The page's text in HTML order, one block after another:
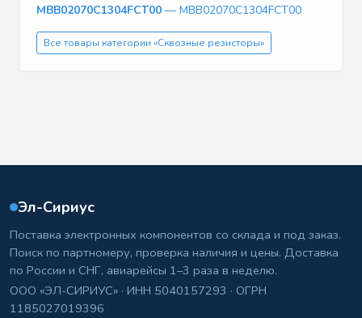
MBB02070C1304FCT00 — MBB02070C1304FCT00
Все товары категории «Сквозные резисторы»
Эл-Сириус
Поставка электронных компонентов со склада и под заказ.
Поиск по партномеру, проверка наличия и цены. Доставка
по России и СНГ, авиарейсы 1–3 раза в неделю.
ООО «ЭЛ-СИРИУС» · ИНН 5040157293 · ОГРН
1185027019396